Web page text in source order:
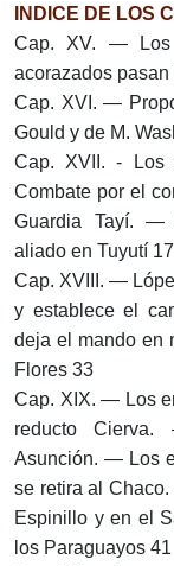
INDICE DE LOS
Cap. XV. — Los
acorazados
Cap. XVI. —
Gould y de M.
Cap. XVII. -
Combate por el
Guardia Tayí. —
aliado en Tuyutí 17
Cap. XVIII. —
y establece el
deja el mando en
Flores 33
Cap. XIX. — Los
reducto
Asunción. — Los
se retira al
Espinillo y en el
los Paraguayos 41